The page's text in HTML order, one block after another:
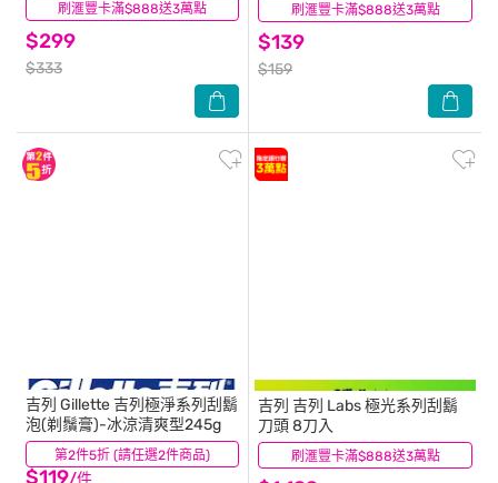
刷滙豐卡滿$888送3萬點
$299
$333
(2) 刷滙豐卡滿$888送3萬點
$139
$159
(18)
第2件5折 (請任選2件商品)
吉列 Gillette 吉列極淨系列刮鬍
泡(剃鬚膏)-冰涼清爽型245g
$119/件
(4) 刷滙豐卡滿$888送3萬點
吉列 吉列 Labs 極光系列刮鬍
刀頭 8刀入
(16)